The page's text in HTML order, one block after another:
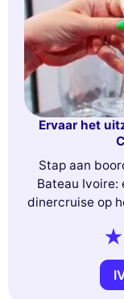
Ervaar het
Stap aan
Bateau
dinercruise op